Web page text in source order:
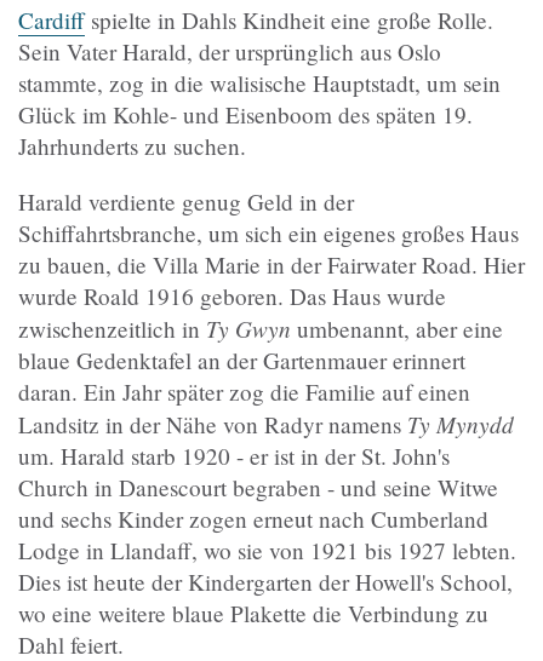
Cardiffspielte in Dahls Kindheit eine große Rolle.
Sein Vater Harald, der ursprünglich aus Oslo
stammte, zog in die walisische Hauptstadt, um sein
Glück im Kohle- und Eisenboom des späten 19.
Jahrhunderts zu suchen.
Harald verdiente genug Geld in der
Schiffahrtsbranche, um sich ein eigenes großes Haus
zu bauen, die Villa Marie in der Fairwater Road. Hier
wurde Roald 1916 geboren. Das Haus wurde
zwischenzeitlich in Ty Gwyn umbenannt, aber eine
blaue Gedenktafel an der Gartenmauer erinnert
daran. Ein Jahr später zog die Familie auf einen
Landsitz in der Nähe von Radyr namens Ty Mynydd
um. Harald starb 1920 - er ist in der St. John's
Church in Danescourt begraben - und seine Witwe
und sechs Kinder zogen erneut nach Cumberland
Lodge in Llandaff, wo sie von 1921 bis 1927 lebten.
Dies ist heute der Kindergarten der Howell's School,
wo eine weitere blaue Plakette die Verbindung zu
Dahl feiert.